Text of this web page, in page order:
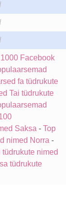
Facebook
fa tüdrukute
Tai tüdrukute
Saksa - Top
nimed Norra -
nimed
tüdrukute